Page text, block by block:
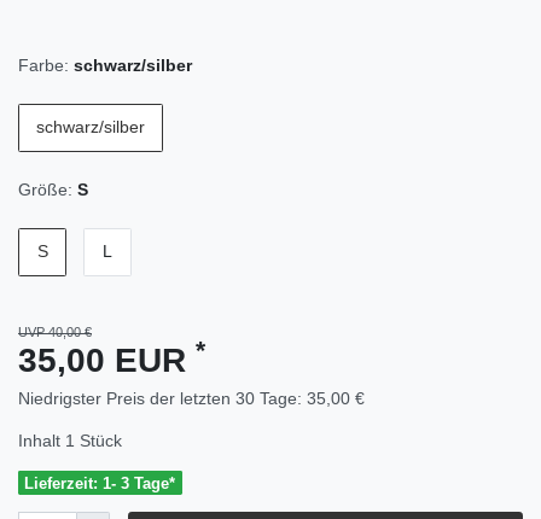
Farbe: schwarz/silber
schwarz/silber
Größe: S
S L
UVP 40,00 €
35,00 EUR *
Niedrigster Preis der letzten 30 Tage: 35,00 €
Inhalt 1 Stück
Lieferzeit: 1- 3 Tage*